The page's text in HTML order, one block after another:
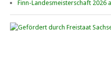
Finn-Landesmeisterschaft 2026